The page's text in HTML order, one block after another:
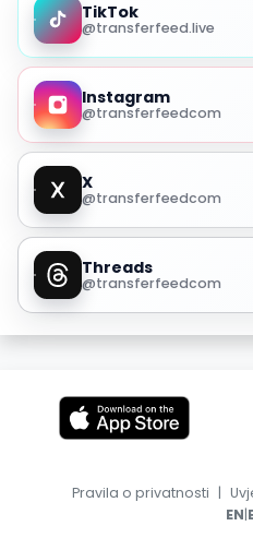
TikTok
@transferfeed.live
Instagram
@transferfeedcom
X
@transferfeedcom
Threads
@transferfeedcom
Pravila o privatnosti |
EN|